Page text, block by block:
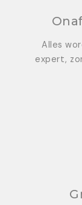
Alles
expert,